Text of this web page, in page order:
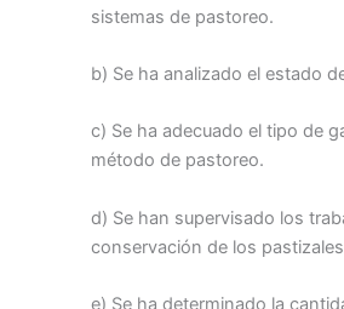
sistemas de pastoreo.
b) Se ha analizado el estado
c) Se ha adecuado el tipo de
método de pastoreo.
d) Se han supervisado los
conservación de los
e) Se ha determinado la